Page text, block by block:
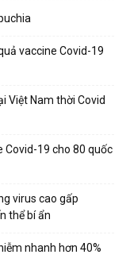
vaccine Covid-19
Việt Nam thời Covid
Covid-19 cho 80 quốc
virus cao gấp
thể bí ẩn
nhanh hơn 40%